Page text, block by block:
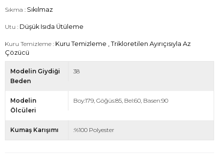
Sıkma : Sıkılmaz
Utu : Düşük Isıda Ütüleme
Kuru Temizleme : Kuru Temizleme , Trikloretilen Ayırıçısıyla Az
Çözücü
Modelin Giydiği
Beden
38
Modelin
Ölcüleri
Boy:179, Göğüs:85, Bel:60, Basen:90
Kumaş Karışımı :%100 Polyester